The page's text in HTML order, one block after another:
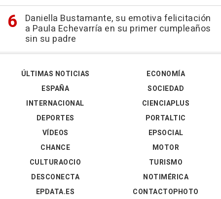
Daniella Bustamante, su emotiva felicitación
a Paula Echevarría en su primer cumpleaños
sin su padre
ÚLTIMAS NOTICIAS
ESPAÑA
INTERNACIONAL
DEPORTES
VÍDEOS
ECONOMÍA
SOCIEDAD
CIENCIAPLUS
PORTALTIC
EPSOCIAL
CHANCE
CULTURAOCIO
DESCONECTA
EPDATA.ES
MOTOR
TURISMO
NOTIMÉRICA
CONTACTOPHOTO